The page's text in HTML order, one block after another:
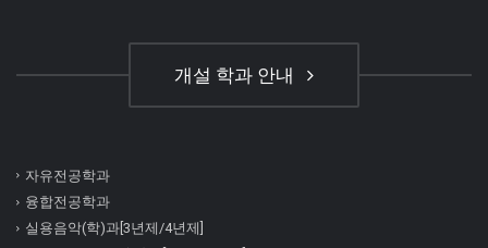
개설 학과 안내
자유전공학과
융합전공학과
실용음악(학)과[3년제/4년제]